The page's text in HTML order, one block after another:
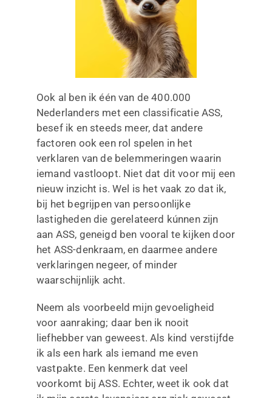
Ook al ben ik één van de 400.000
Nederlanders met een classificatie ASS,
besef ik en steeds meer, dat andere
factoren ook een rol spelen in het
verklaren van de belemmeringen waarin
iemand vastloopt. Niet dat dit voor mij een
nieuw inzicht is. Wel is het vaak zo dat ik,
bij het begrijpen van persoonlijke
lastigheden die gerelateerd kúnnen zijn
aan ASS, geneigd ben vooral te kijken door
het ASS-denkraam, en daarmee andere
verklaringen negeer, of minder
waarschijnlijk acht.
Neem als voorbeeld mijn gevoeligheid
voor aanraking; daar ben ik nooit
liefhebber van geweest. Als kind verstijfde
ik als een hark als iemand me even
vastpakte. Een kenmerk dat veel
voorkomt bij ASS. Echter, weet ik ook dat